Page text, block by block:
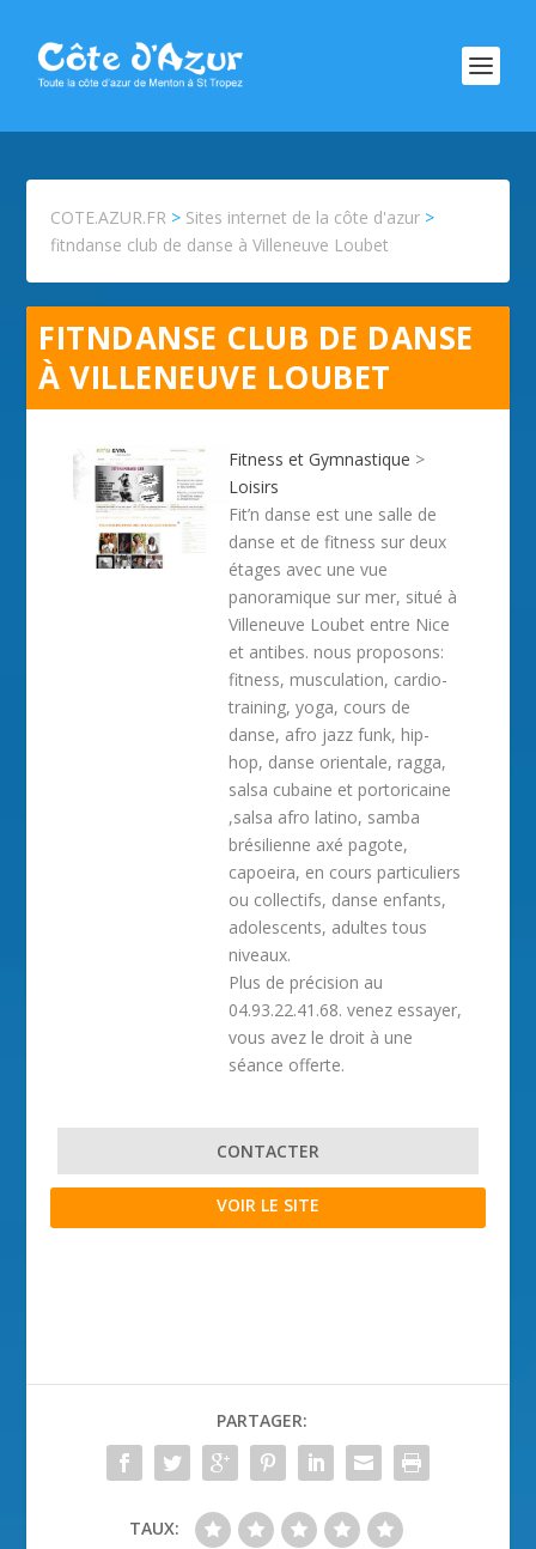
COTE.AZUR.FR > Sites internet de la côte d'azur >
fitndanse club de danse à Villeneuve Loubet
FITNDANSE CLUB DE DANSE
À VILLENEUVE LOUBET
Fitness et Gymnastique >
Loisirs
Fit’n danse est une salle de
danse et de fitness sur deux
étages avec une vue
panoramique sur mer, situé à
Villeneuve Loubet entre Nice
et antibes. nous proposons:
fitness, musculation, cardio-
training, yoga, cours de
danse, afro jazz funk, hip-
hop, danse orientale, ragga,
salsa cubaine et portoricaine
,salsa afro latino, samba
brésilienne axé pagote,
capoeira, en cours particuliers
ou collectifs, danse enfants,
adolescents, adultes tous
niveaux.
Plus de précision au
04.93.22.41.68. venez essayer,
vous avez le droit à une
séance offerte.
CONTACTER
VOIR LE SITE
PARTAGER:
TAUX: